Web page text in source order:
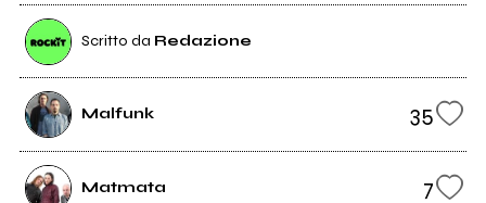
Scritto da Redazione
Malfunk 35
Matmata 7